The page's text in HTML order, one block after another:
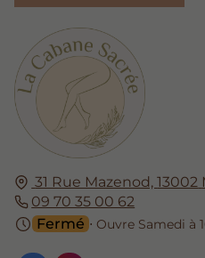
31 Rue Mazenod,13002
09 70 35 00 62
Fermé ⋅ Ouvre Samedi à